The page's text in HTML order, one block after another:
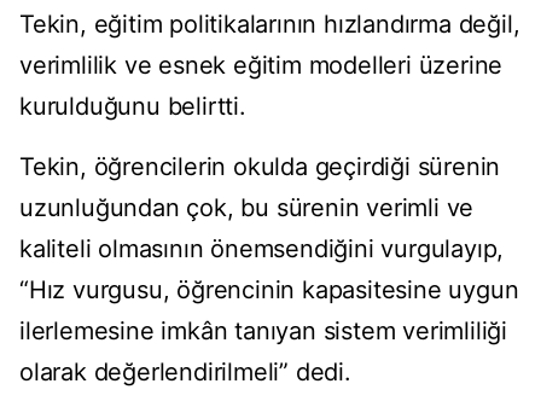
Tekin, eğitim politikalarının hızlandırma değil,
verimlilik ve esnek eğitim modelleri üzerine
kurulduğunu belirtti.
Tekin, öğrencilerin okulda geçirdiği sürenin
uzunluğundan çok, bu sürenin verimli ve
kaliteli olmasının önemsendiğini vurgulayıp,
“Hız vurgusu, öğrencinin kapasitesine uygun
ilerlemesine imkân tanıyan sistem verimliliği
olarak değerlendirilmeli” dedi.